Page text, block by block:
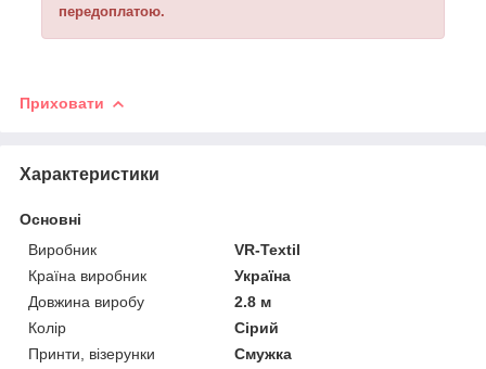
передоплатою.
Приховати
Характеристики
Основні
Виробник
VR-Textil
Країна виробник
Україна
Довжина виробу
2.8 м
Колір
Сірий
Принти, візерунки
Смужка